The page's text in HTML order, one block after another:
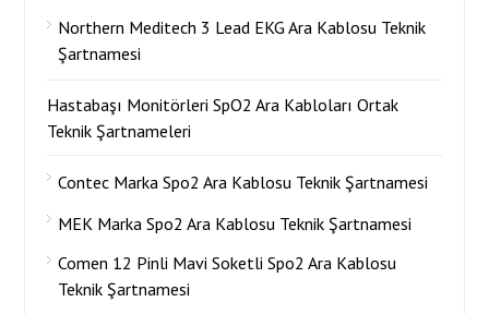
Northern Meditech 3 Lead EKG Ara Kablosu Teknik
Şartnamesi
Hastabaşı Monitörleri SpO2 Ara Kabloları Ortak
Teknik Şartnameleri
Contec Marka Spo2 Ara Kablosu Teknik Şartnamesi
MEK Marka Spo2 Ara Kablosu Teknik Şartnamesi
Comen 12 Pinli Mavi Soketli Spo2 Ara Kablosu
Teknik Şartnamesi